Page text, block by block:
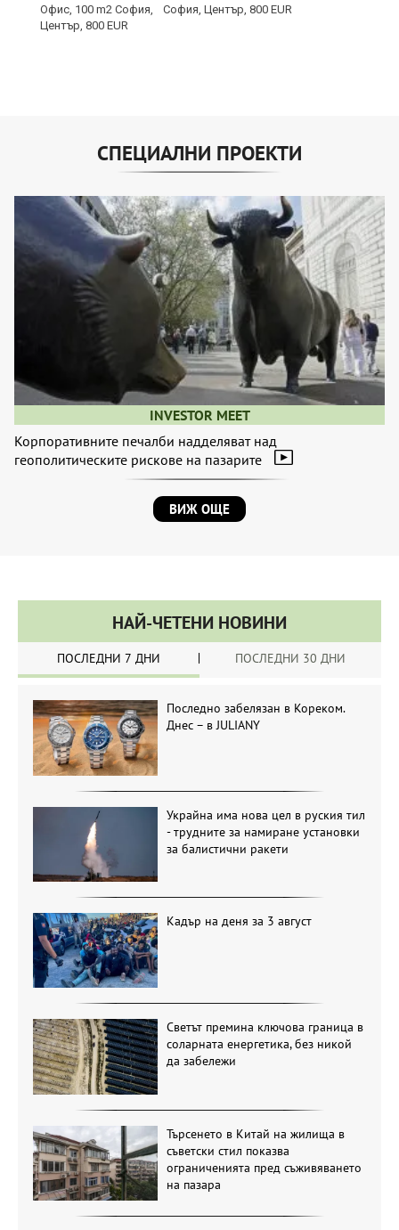
София, Център, 800 EUR
СПЕЦИАЛНИ ПРОЕКТИ
INVESTOR MEET
Корпоративните печалби надделяват над
геополитическите рискове на пазарите
ВИЖ ОЩЕ
НАЙ-ЧЕТЕНИ НОВИНИ
ПОСЛЕДНИ 7 ДНИ ПОСЛЕДНИ 30 ДНИ
Последно забелязан в Кореком.
Днес – в JULIANY
Украйна има нова цел в руския тил
- трудните за намиране установки
за балистични ракети
Кадър на деня за 3 август
Светът премина ключова граница в
соларната енергетика, без никой
да забележи
Търсенето в Китай на жилища в
съветски стил показва
ограниченията пред съживяването
на пазара